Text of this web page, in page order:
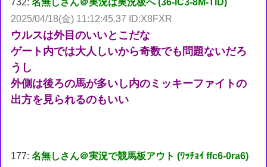
732:名無しさん＠実況は実況板へ (36-lC3-8M-TiD)
2025/04/18(金) 11:12:45.37 ID:X8FXR
ウルスは外目のいいとこだな
ゲート内では大人しいから奇数でも問題ないだろ
うし
外側は後ろの馬が多いし内のミッキーファイトの
出方を見られるのもいい
177:名無しさん＠実況で競馬板アウト (ﾜｯﾁｮｲ ffc6-0ra6)